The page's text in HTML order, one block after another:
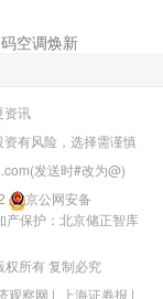
空调焕新
资讯
有风险，选择需谨慎
发送时#改为@)
京公网安备
产保护：北京储正智库
所有 复制必究
观察网 | 上海证券报 |